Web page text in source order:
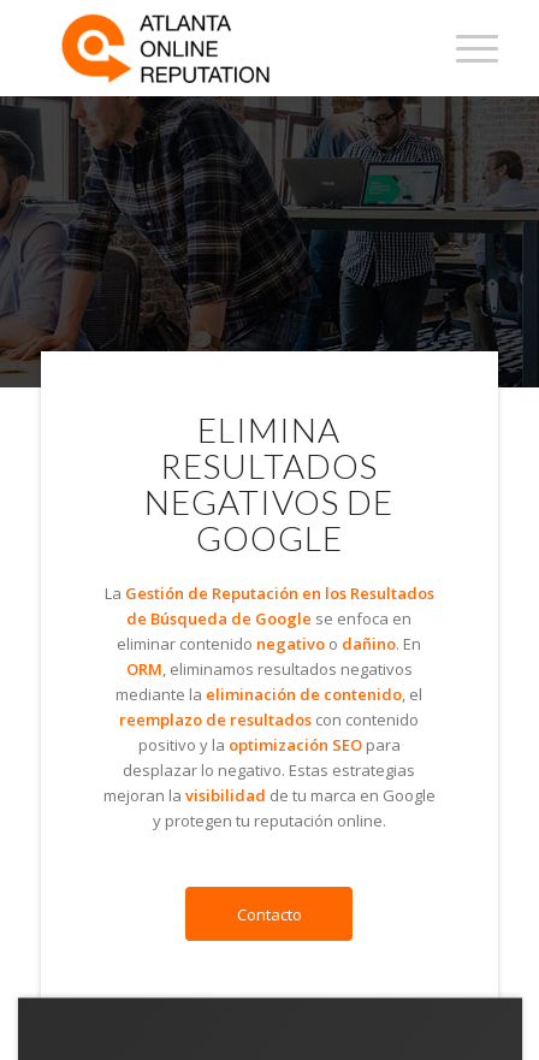
GESTIÓN DE
REPUTACIÓN EN LÍNEA
(ORM) EN FORT
LAUDERDALE
ELIMINA
RESULTADOS
NEGATIVOS DE
GOOGLE
La Gestión de Reputación en los Resultados
de Búsqueda de Google se enfoca en
eliminar contenido negativo o dañino. En
ORM, eliminamos resultados negativos
mediante la eliminación de contenido, el
reemplazo de resultados con contenido
positivo y la optimización SEOpara
desplazar lo negativo. Estas estrategias
mejoran la visibilidad de tu marca en Google
y protegen tu reputación online.
Contacto